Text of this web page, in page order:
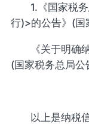
1.《国家税
行)>的公告》(
《关于明确
(国家税务总局
以上是纳税